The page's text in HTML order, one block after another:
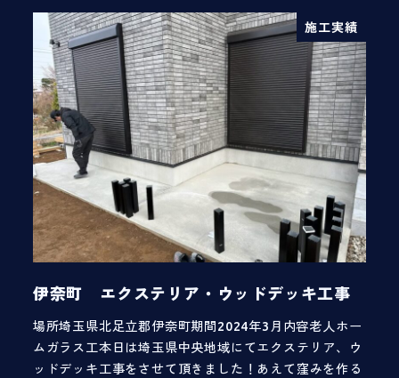
施工実績
伊奈町 エクステリア・ウッドデッキ工事
場所埼玉県北足立郡伊奈町期間2024年3月内容老人ホー
ムガラス工本日は埼玉県中央地域にてエクステリア、ウ
ッドデッキ工事をさせて頂きました！あえて窪みを作る